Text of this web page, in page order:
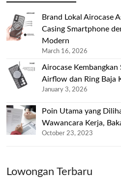
Brand Lokal Airocase
Casing Smartphone
Modern
March 16, 2026
Airocase Kembangkan
Airflow dan Ring Baja
January 3, 2026
Poin Utama yang
Wawancara Kerja,
October 23, 2023
Lowongan Terbaru